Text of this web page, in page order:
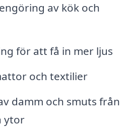
av kök och
för att få in mer ljus
och textilier
damm och smuts från
ytor